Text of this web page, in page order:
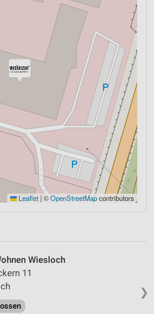
Leaflet | ©OpenStreetMapcontributors
❯
Wiesloch
11